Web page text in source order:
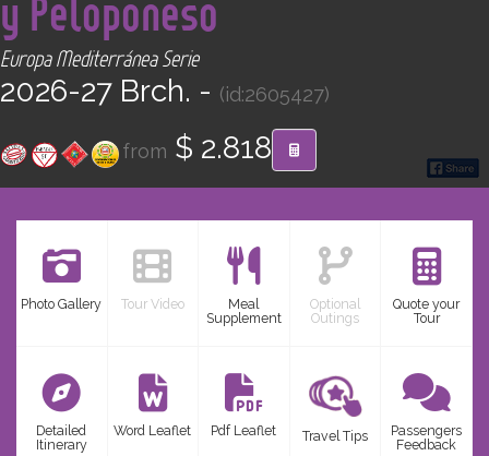
CONTACT
y Peloponeso
Europa Mediterránea Serie
2026-27 Brch. - (id:2605427)
from $ 2.818
Photo Gallery Tour Video
Meal
Supplement
Optional
Outings
Quote your
Tour
Detailed
Itinerary
Word Leaflet Pdf Leaflet Travel Tips
Passengers
Feedback